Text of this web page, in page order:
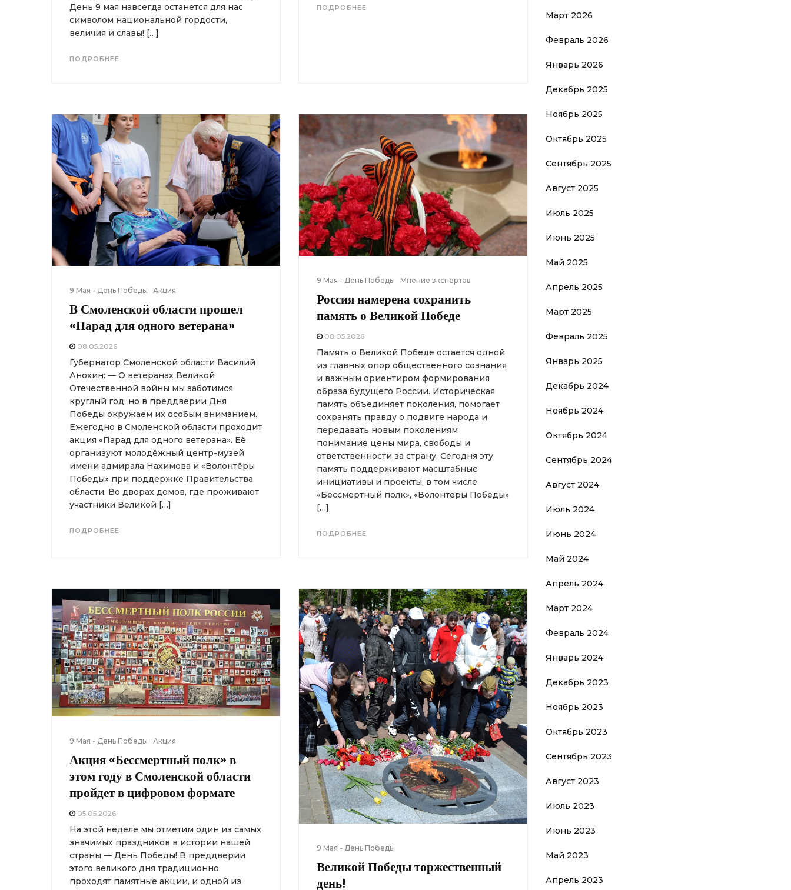
День 9 мая навсегда останется для нас
символом национальной гордости,
величия и славы! […]
ПОДРОБНЕЕ
ПОДРОБНЕЕ
9 Мая - День Победы Акция
В Смоленской области прошел
«Парад для одного ветерана»
08.05.2026
Губернатор Смоленской области Василий
Анохин: — О ветеранах Великой
Отечественной войны мы заботимся
круглый год, но в преддверии Дня
Победы окружаем их особым вниманием.
Ежегодно в Смоленской области проходит
акция «Парад для одного ветерана». Её
организуют молодёжный центр-музей
имени адмирала Нахимова и «Волонтёры
Победы» при поддержке Правительства
области. Во дворах домов, где проживают
участники Великой […]
ПОДРОБНЕЕ
9 Мая - День Победы Мнение экспертов
Россия намерена сохранить
память о Великой Победе
08.05.2026
Память о Великой Победе остается одной
из главных опор общественного сознания
и важным ориентиром формирования
образа будущего России. Историческая
память объединяет поколения, помогает
сохранять правду о подвиге народа и
передавать новым поколениям
понимание цены мира, свободы и
ответственности за страну. Сегодня эту
память поддерживают масштабные
инициативы и проекты, в том числе
«Бессмертный полк», «Волонтеры Победы»
[…]
ПОДРОБНЕЕ
9 Мая - День Победы Акция
Акция «Бессмертный полк» в
этом году в Смоленской области
пройдет в цифровом формате
05.05.2026
На этой неделе мы отметим один из самых
значимых праздников в истории нашей
страны — День Победы! В преддверии
этого великого дня традиционно
проходят памятные акции, и одной из
9 Мая - День Победы
Великой Победы торжественный
день!
Март 2026
Февраль 2026
Январь 2026
Декабрь 2025
Ноябрь 2025
Октябрь 2025
Сентябрь 2025
Август 2025
Июль 2025
Июнь 2025
Май 2025
Апрель 2025
Март 2025
Февраль 2025
Январь 2025
Декабрь 2024
Ноябрь 2024
Октябрь 2024
Сентябрь 2024
Август 2024
Июль 2024
Июнь 2024
Май 2024
Апрель 2024
Март 2024
Февраль 2024
Январь 2024
Декабрь 2023
Ноябрь 2023
Октябрь 2023
Сентябрь 2023
Август 2023
Июль 2023
Июнь 2023
Май 2023
Апрель 2023